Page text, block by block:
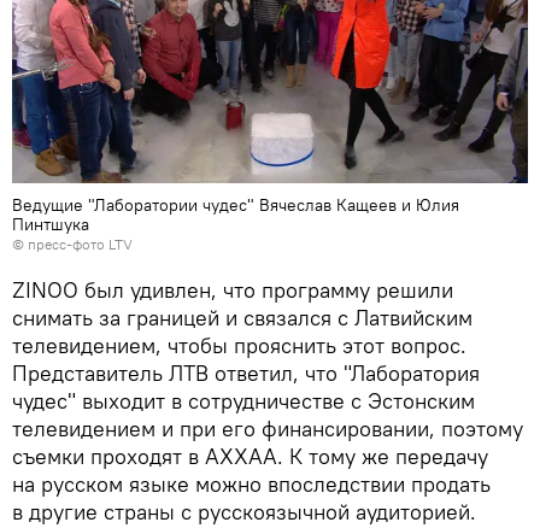
Ведущие "Лаборатории чудес" Вячеслав Кащеев и Юлия
Пинтшука
© пресс-фото LTV
ZINOO был удивлен, что программу решили
снимать за границей и связался с Латвийским
телевидением, чтобы прояснить этот вопрос.
Представитель ЛТВ ответил, что "Лаборатория
чудес" выходит в сотрудничестве с Эстонским
телевидением и при его финансировании, поэтому
съемки проходят в АХХАА. К тому же передачу
на русском языке можно впоследствии продать
в другие страны с русскоязычной аудиторией.